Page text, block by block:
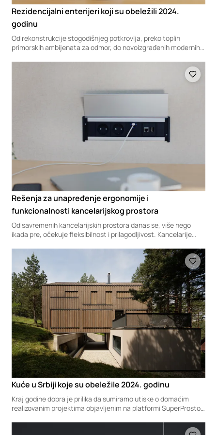
Rezidencijalni enterijeri koji su obeležili 2024.
godinu
Od rekonstrukcije stogodišnjeg potkrovlja, preko toplih
primorskih ambijenata za odmor, do novoizgrađenih modernih
godinu obuhvata najbolje rezidencijalne enterijere objavljene
Rešenja za unapređenje ergonomije i
funkcionalnosti kancelarijskog prostora
Od savremenih kancelarijskih prostora danas se, više nego
ikada pre, očekuje fleksibilnost i prilagodljivost. Kancelarije
okruženja koja omogućavaju lakšu međusobnu interakciju i
kreativnu razmenu. Zato je i integracija novih tehnologija i
inovacija koje olakšavaju rad neizostavan deo dizajna
modernih poslovnih prostora.
Loading
Kuće u Srbiji koje su obeležile 2024. godinu
Kraj godine dobra je prilika da sumiramo utiske o domaćim
realizovanim projektima objavljenim na platformi SuperProstor